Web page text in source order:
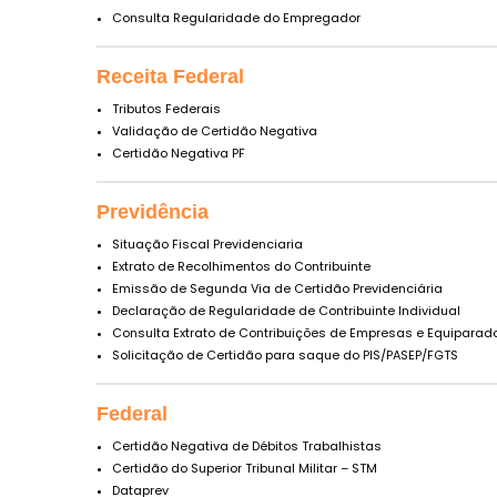
Consulta Regularidade do Empregador
Receita Federal
Tributos Federais
Validação de Certidão Negativa
Certidão Negativa PF
Previdência
Situação Fiscal Previdenciaria
Extrato de Recolhimentos do Contribuinte
Emissão de Segunda Via de Certidão Previdenciária
Declaração de Regularidade de Contribuinte Individual
Consulta Extrato de Contribuições de Empresas e
Solicitação de Certidão para saque do PIS/PASEP/FGTS
Federal
Certidão Negativa de Débitos Trabalhistas
Certidão do Superior Tribunal Militar – STM
Dataprev